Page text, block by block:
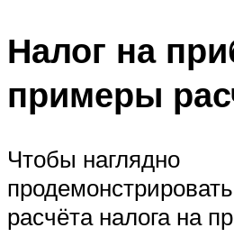
Налог на
примеры
Чтобы наглядно
расчёта налога на